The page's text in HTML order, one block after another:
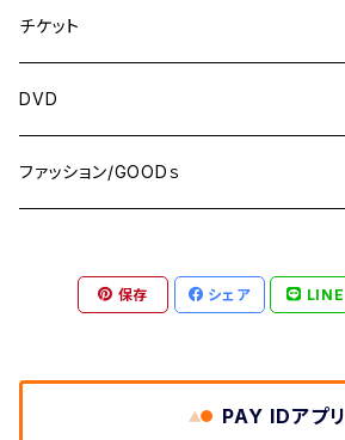
チケット
DVD
MONDAY NIGHT ”Brawl”! シリーズ
ファッション/GOODｓ
保存 シェア LINE
PAY IDアプリ